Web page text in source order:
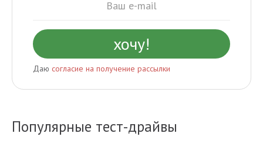
Даю согласие на получение рассылки
Популярные тест-драйвы